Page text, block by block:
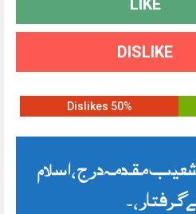
LIKE
DISLIKE
50% Dislikes
مقدمہ درج ، اسلام
گرفتار ،۔